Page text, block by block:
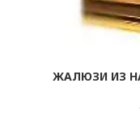
ЖАЛЮЗИ ИЗ